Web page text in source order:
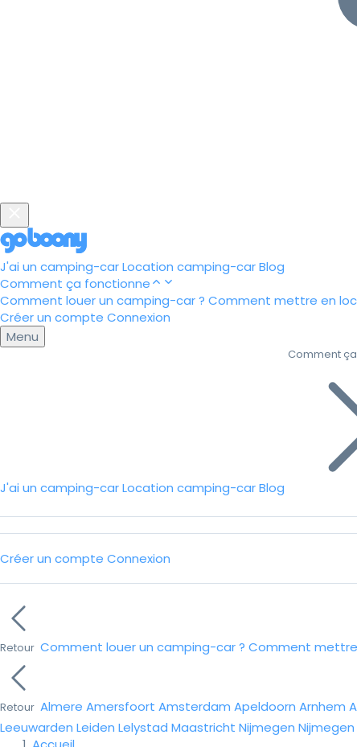
J'ai un camping-carLocation camping-carBlog
Comment ça fonctionne
Comment louer un camping-car ? Comment mettre en
Créer un compte Connexion
Menu
J'ai un camping-carLocation camping-carBlog
Comment
Créer un compte Connexion
Retour Comment louer un camping-car ? Comment
Retour Almere Amersfoort Amsterdam Apeldoorn Arnhem
Leeuwarden Leiden Lelystad Maastricht Nijmegen Nijmegen